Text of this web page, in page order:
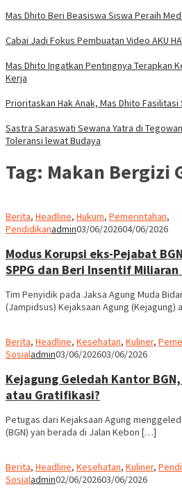
Mas Dhito Beri Beasiswa Siswa Peraih
Cabai Jadi Fokus Pembuatan Video AKU
Mas Dhito Ingatkan Pentingnya Terapkan
Kerja
Prioritaskan Hak Anak, Mas Dhito Fasilitasi
Sastra Saraswati Sewana Yatra di
Toleransi lewat Budaya
Tag: Makan Bergizi
Berita, Headline, Hukum, Pemerintahan,
Pendidikanadmin03/06/202604/06/2026
Modus Korupsi eks-Pejabat
SPPG dan Beri Insentif
Tim Penyidik pada Jaksa Agung Muda
(Jampidsus) Kejaksaan Agung (Kejagung)
Berita, Headline, Kesehatan, Kuliner,
Sosialadmin03/06/202603/06/2026
Kejagung Geledah Kantor
atau Gratifikasi?
Petugas dari Kejaksaan Agung
(BGN) yan berada di Jalan Kebon […]
Berita, Headline, Kesehatan, Kuliner,
Sosialadmin02/06/202603/06/2026